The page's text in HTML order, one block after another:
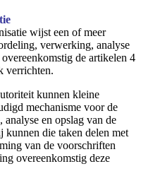
wijst een of meer
verwerking, analyse
de artikelen 4
verrichten.
kunnen kleine
mechanisme voor de
en opslag van de
die taken delen met
van de voorschriften
overeenkomstig deze